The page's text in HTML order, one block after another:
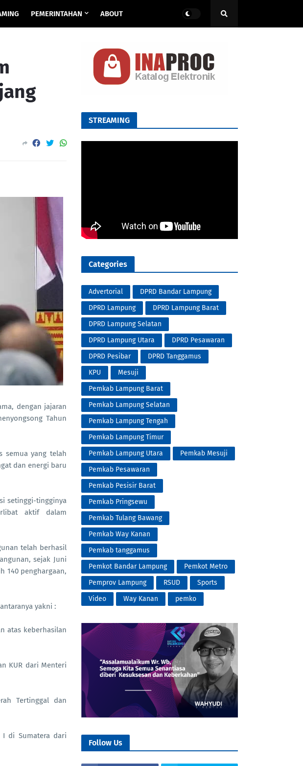
PEMERINTAHAN ABOUT
dengan jajaran
Tahun
semua yang telah
dan energi baru
setinggi-tingginya
aktif dalam
telah berhasil
sejak Juni
140 penghargaan,
yakni :
atas keberhasilan
KUR dari Menteri
Tertinggal dan
I di Sumatera dari
STREAMING
Categories
Advertorial
DPRD Bandar Lampung
DPRD Lampung
DPRD Lampung Barat
DPRD Lampung Selatan
DPRD Lampung Utara
DPRD Pesawaran
DPRD Pesibar
DPRD Tanggamus
KPU
Mesuji
Pemkab Lampung Barat
Pemkab Lampung Selatan
Pemkab Lampung Tengah
Pemkab Lampung Timur
Pemkab Lampung Utara
Pemkab Mesuji
Pemkab Pesawaran
Pemkab Pesisir Barat
Pemkab Pringsewu
Pemkab Tulang Bawang
Pemkab Way Kanan
Pemkab tanggamus
Pemkot Bandar Lampung
Pemkot Metro
Pemprov Lampung
RSUD
Sports
Video
Way Kanan pemko
Follow Us